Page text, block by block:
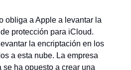
obliga a Apple a levantar la
protección para iCloud.
la encriptación en los
a esta nube. La empresa
se ha opuesto a crear una